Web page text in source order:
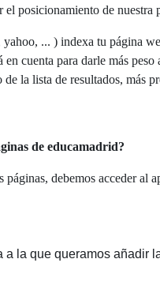
posicionamiento de nuestra
... ) indexa tu página
cuenta para darle más
la lista de resultados, más
de educamadrid?
páginas, debemos acceder
la que queramos añadir